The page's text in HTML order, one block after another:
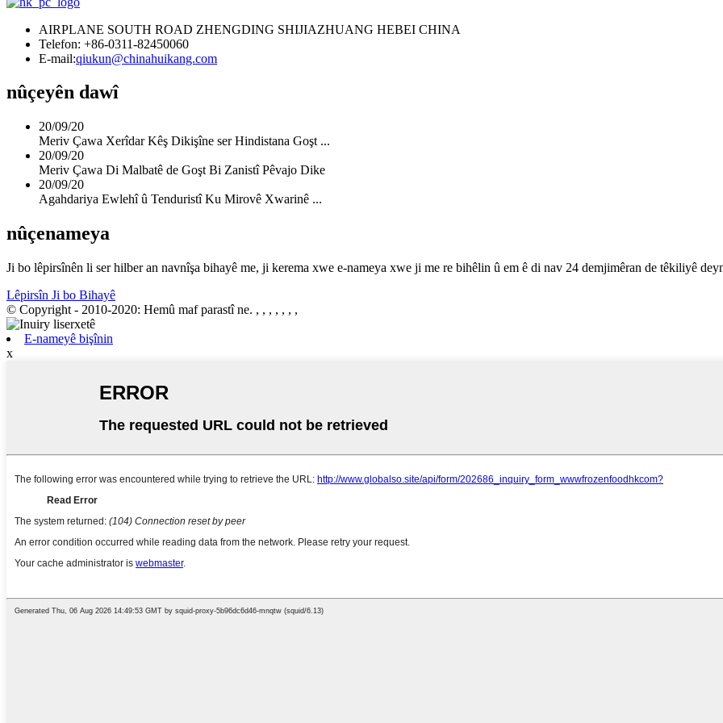
AIRPLANE SOUTH ROAD ZHENGDING SHIJIAZHUANG HEBEI CHINA
Telefon: +86-0311-82450060
E-mail:qiukun@chinahuikang.com
nûçeyên dawî
20/09/20
Meriv Çawa Xerîdar Kêş Dikişîne ser Hindistana Goşt ...
20/09/20
Meriv Çawa Di Malbatê de Goşt Bi Zanistî Pêvajo Dike
20/09/20
Agahdariya Ewlehî û Tenduristî Ku Mirovê Xwarinê ...
nûçenameya
Ji bo lêpirsînên li ser hilber an navnîşa bihayê me, ji kerema xwe e-nameya xwe ji me re bihêlin û em ê di nav 24 demjimêran de têkiliyê
Lêpirsîn Ji bo Bihayê
© Copyright - 2010-2020: Hemû maf parastî ne. , , , , , , ,
E-nameyê bişînin
x